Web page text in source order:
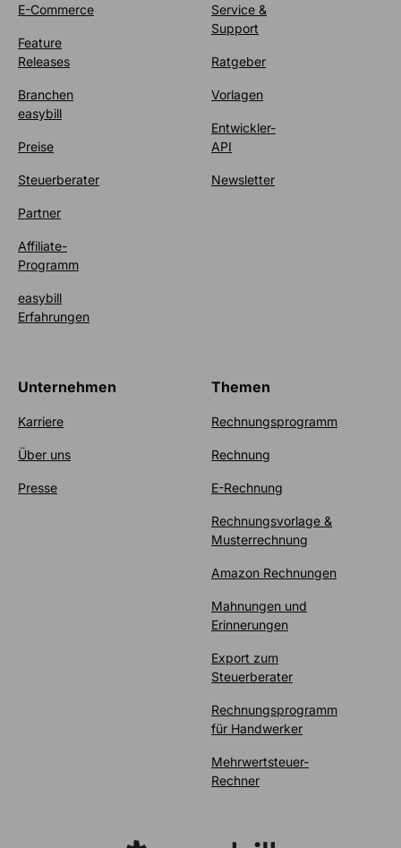
E-Commerce
Feature
Releases
Branchen
easybill
Preise
Steuerberater
Partner
Affiliate-
Programm
easybill
Erfahrungen
Service &
Support
Ratgeber
Vorlagen
Entwickler-
API
Newsletter
Unternehmen
Karriere
Über uns
Presse
Themen
Rechnungsprogramm
Rechnung
E-Rechnung
Rechnungsvorlage &
Musterrechnung
Amazon Rechnungen
Mahnungen und
Erinnerungen
Export zum
Steuerberater
Rechnungsprogramm
für Handwerker
Mehrwertsteuer-
Rechner